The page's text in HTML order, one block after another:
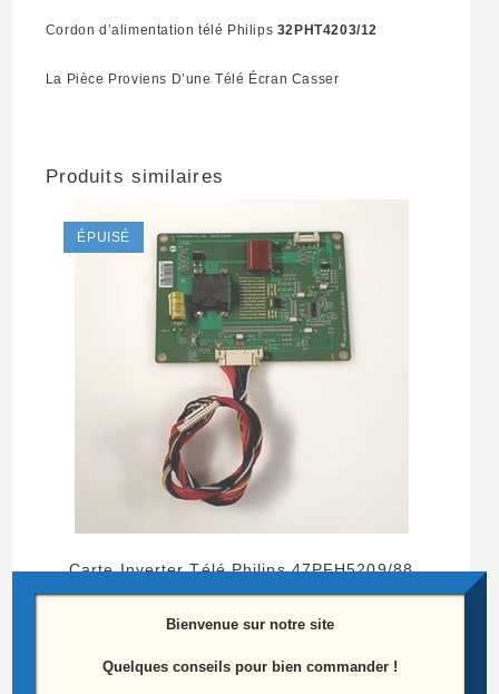
Cordon d’alimentation télé Philips 32PHT4203/12
La Pièce Proviens D’une Télé Écran Casser
Produits similaires
ÉPUISÉ
Carte Inverter Télé Philips 47PFH5209/88
Référence: PPW-LE47FC-0 (A) Rev 0.6
Bienvenue sur notre site
Quelques conseils pour bien commander !